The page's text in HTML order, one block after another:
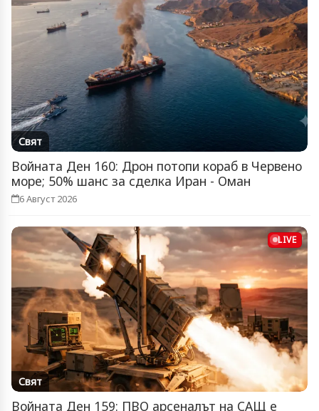
Свят
Войната Ден 160: Дрон потопи кораб в Червено
море; 50% шанс за сделка Иран - Оман
6 Август 2026
LIVE
Свят
Войната Ден 159: ПВО арсеналът на САЩ е